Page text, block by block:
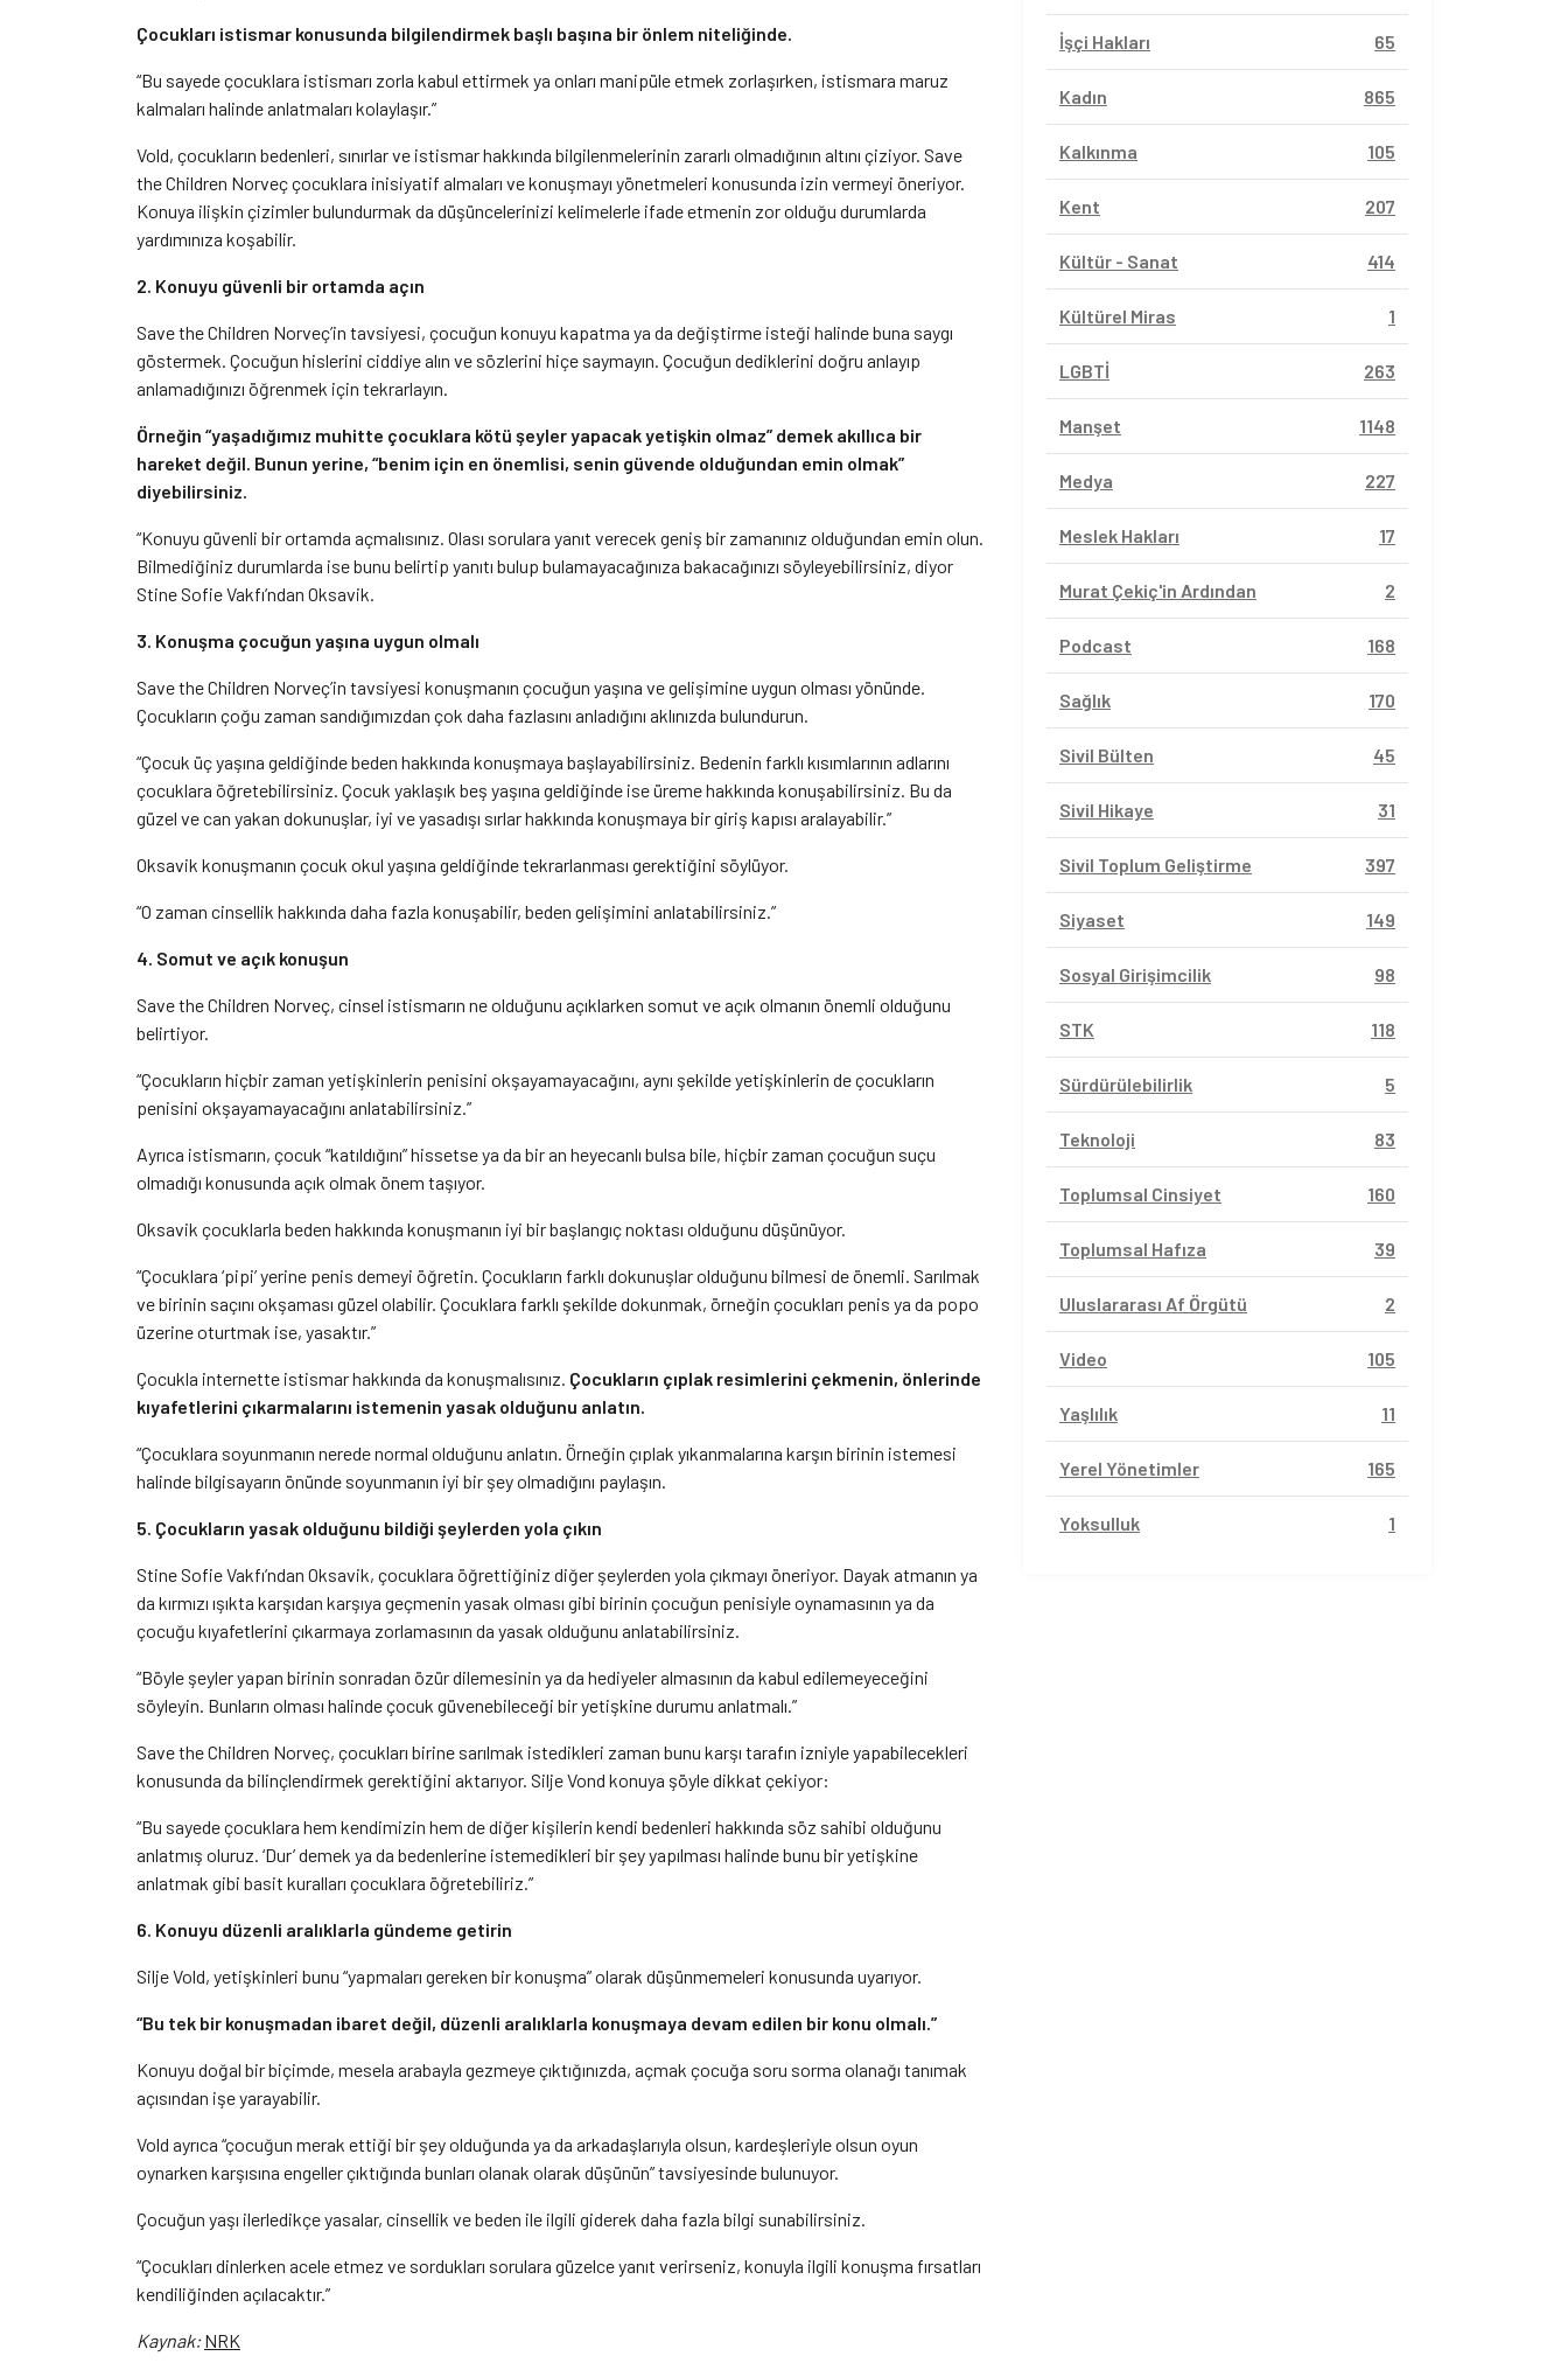
Çocukları istismar konusunda bilgilendirmek başlı başına bir önlem niteliğinde.
“Bu sayede çocuklara istismarı zorla kabul ettirmek ya onları manipüle etmek zorlaşırken, istismara maruz
kalmaları halinde anlatmaları kolaylaşır.”
Vold, çocukların bedenleri, sınırlar ve istismar hakkında bilgilenmelerinin zararlı olmadığının altını çiziyor. Save
the Children Norveç çocuklara inisiyatif almaları ve konuşmayı yönetmeleri konusunda izin vermeyi öneriyor.
Konuya ilişkin çizimler bulundurmak da düşüncelerinizi kelimelerle ifade etmenin zor olduğu durumlarda
yardımınıza koşabilir.
2. Konuyu güvenli bir ortamda açın
Save the Children Norveç’in tavsiyesi, çocuğun konuyu kapatma ya da değiştirme isteği halinde buna saygı
göstermek. Çocuğun hislerini ciddiye alın ve sözlerini hiçe saymayın. Çocuğun dediklerini doğru anlayıp
anlamadığınızı öğrenmek için tekrarlayın.
Örneğin “yaşadığımız muhitte çocuklara kötü şeyler yapacak yetişkin olmaz” demek akıllıca bir
hareket değil. Bunun yerine, “benim için en önemlisi, senin güvende olduğundan emin olmak”
diyebilirsiniz.
“Konuyu güvenli bir ortamda açmalısınız. Olası sorulara yanıt verecek geniş bir zamanınız olduğundan emin olun.
Bilmediğiniz durumlarda ise bunu belirtip yanıtı bulup bulamayacağınıza bakacağınızı söyleyebilirsiniz, diyor
Stine Sofie Vakfı’ndan Oksavik.
3. Konuşma çocuğun yaşına uygun olmalı
Save the Children Norveç’in tavsiyesi konuşmanın çocuğun yaşına ve gelişimine uygun olması yönünde.
Çocukların çoğu zaman sandığımızdan çok daha fazlasını anladığını aklınızda bulundurun.
“Çocuk üç yaşına geldiğinde beden hakkında konuşmaya başlayabilirsiniz. Bedenin farklı kısımlarının adlarını
çocuklara öğretebilirsiniz. Çocuk yaklaşık beş yaşına geldiğinde ise üreme hakkında konuşabilirsiniz. Bu da
güzel ve can yakan dokunuşlar, iyi ve yasadışı sırlar hakkında konuşmaya bir giriş kapısı aralayabilir.”
Oksavik konuşmanın çocuk okul yaşına geldiğinde tekrarlanması gerektiğini söylüyor.
“O zaman cinsellik hakkında daha fazla konuşabilir, beden gelişimini anlatabilirsiniz.”
4. Somut ve açık konuşun
Save the Children Norveç, cinsel istismarın ne olduğunu açıklarken somut ve açık olmanın önemli olduğunu
belirtiyor.
“Çocukların hiçbir zaman yetişkinlerin penisini okşayamayacağını, aynı şekilde yetişkinlerin de çocukların
penisini okşayamayacağını anlatabilirsiniz.”
Ayrıca istismarın, çocuk “katıldığını” hissetse ya da bir an heyecanlı bulsa bile, hiçbir zaman çocuğun suçu
olmadığı konusunda açık olmak önem taşıyor.
Oksavik çocuklarla beden hakkında konuşmanın iyi bir başlangıç noktası olduğunu düşünüyor.
“Çocuklara ‘pipi’ yerine penis demeyi öğretin. Çocukların farklı dokunuşlar olduğunu bilmesi de önemli. Sarılmak
ve birinin saçını okşaması güzel olabilir. Çocuklara farklı şekilde dokunmak, örneğin çocukları penis ya da popo
üzerine oturtmak ise, yasaktır.”
Çocukla internette istismar hakkında da konuşmalısınız. Çocukların çıplak resimlerini çekmenin, önlerinde
kıyafetlerini çıkarmalarını istemenin yasak olduğunu anlatın.
“Çocuklara soyunmanın nerede normal olduğunu anlatın. Örneğin çıplak yıkanmalarına karşın birinin istemesi
halinde bilgisayarın önünde soyunmanın iyi bir şey olmadığını paylaşın.
5. Çocukların yasak olduğunu bildiği şeylerden yola çıkın
Stine Sofie Vakfı’ndan Oksavik, çocuklara öğrettiğiniz diğer şeylerden yola çıkmayı öneriyor. Dayak atmanın ya
da kırmızı ışıkta karşıdan karşıya geçmenin yasak olması gibi birinin çocuğun penisiyle oynamasının ya da
çocuğu kıyafetlerini çıkarmaya zorlamasının da yasak olduğunu anlatabilirsiniz.
“Böyle şeyler yapan birinin sonradan özür dilemesinin ya da hediyeler almasının da kabul edilemeyeceğini
söyleyin. Bunların olması halinde çocuk güvenebileceği bir yetişkine durumu anlatmalı.”
Save the Children Norveç, çocukları birine sarılmak istedikleri zaman bunu karşı tarafın izniyle yapabilecekleri
konusunda da bilinçlendirmek gerektiğini aktarıyor. Silje Vond konuya şöyle dikkat çekiyor:
“Bu sayede çocuklara hem kendimizin hem de diğer kişilerin kendi bedenleri hakkında söz sahibi olduğunu
anlatmış oluruz. ‘Dur’ demek ya da bedenlerine istemedikleri bir şey yapılması halinde bunu bir yetişkine
anlatmak gibi basit kuralları çocuklara öğretebiliriz.”
6. Konuyu düzenli aralıklarla gündeme getirin
Silje Vold, yetişkinleri bunu “yapmaları gereken bir konuşma” olarak düşünmemeleri konusunda uyarıyor.
“Bu tek bir konuşmadan ibaret değil, düzenli aralıklarla konuşmaya devam edilen bir konu olmalı.”
Konuyu doğal bir biçimde, mesela arabayla gezmeye çıktığınızda, açmak çocuğa soru sorma olanağı tanımak
açısından işe yarayabilir.
Vold ayrıca “çocuğun merak ettiği bir şey olduğunda ya da arkadaşlarıyla olsun, kardeşleriyle olsun oyun
oynarken karşısına engeller çıktığında bunları olanak olarak düşünün” tavsiyesinde bulunuyor.
Çocuğun yaşı ilerledikçe yasalar, cinsellik ve beden ile ilgili giderek daha fazla bilgi sunabilirsiniz.
“Çocukları dinlerken acele etmez ve sordukları sorulara güzelce yanıt verirseniz, konuyla ilgili konuşma fırsatları
kendiliğinden açılacaktır.”
Kaynak: NRK
İşçi Hakları 65
Kadın 865
Kalkınma 105
Kent 207
Kültür - Sanat 414
Kültürel Miras 1
LGBTİ 263
Manşet 1148
Medya 227
Meslek Hakları 17
Murat Çekiç'in Ardından 2
Podcast 168
Sağlık 170
Sivil Bülten 45
Sivil Hikaye 31
Sivil Toplum Geliştirme 397
Siyaset 149
Sosyal Girişimcilik 98
STK 118
Sürdürülebilirlik 5
Teknoloji 83
Toplumsal Cinsiyet 160
Toplumsal Hafıza 39
Uluslararası Af Örgütü 2
Video 105
Yaşlılık 11
Yerel Yönetimler 165
Yoksulluk 1